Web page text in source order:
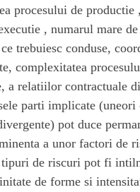
procesului de productie
, numarul mare de
trebuiesc conduse,
complexitatea
a relatiilor contractuale
parti implicate (uneori
pot duce
a unor factori de
de riscuri pot fi
de forme si